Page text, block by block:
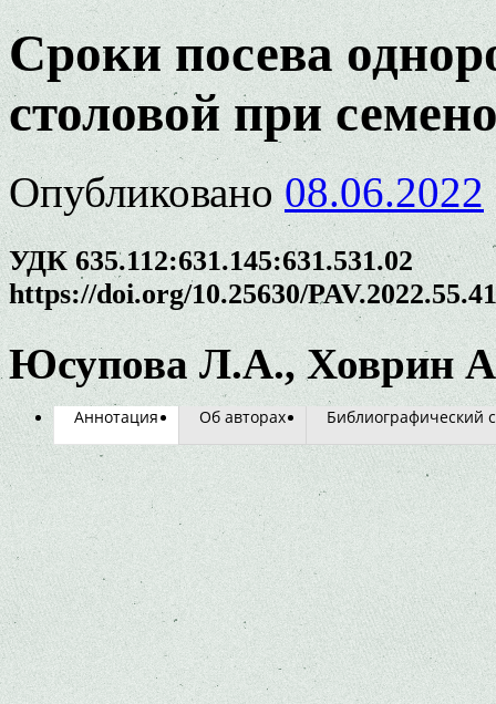
Сроки посева
столовой при
Опубликовано 08.06.2022
УДК 635.112:631.145:631.531.02
https://doi.org/10.25630/
Юсупова Л.А., Ховрин
Аннотация Об авторах Библиографический